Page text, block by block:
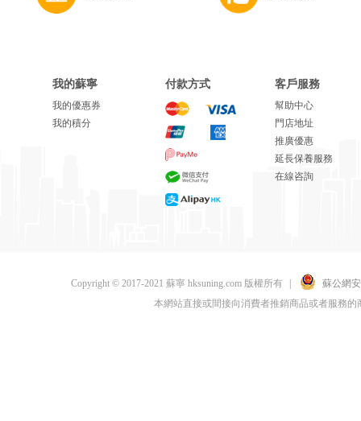
我的蘇寧
我的優惠券
我的積分
付款方式 客戶服務
幫助中心
門店地址
推廣優惠
延長保養服務
在線咨詢
Copyright © 2017-2021 蘇寧 hksuning.com 版權所有
蘇公網
本網站直接或間接向消費者推銷商品或者服務